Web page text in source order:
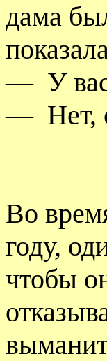
дама
— У
— Нет,
Во
году,
чтобы